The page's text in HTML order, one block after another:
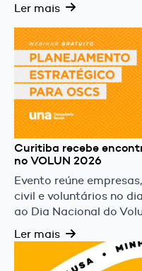
Ler mais
Curitiba recebe
no VOLUN 2026
Evento reúne
civil e voluntários no
ao Dia Nacional do
Ler mais